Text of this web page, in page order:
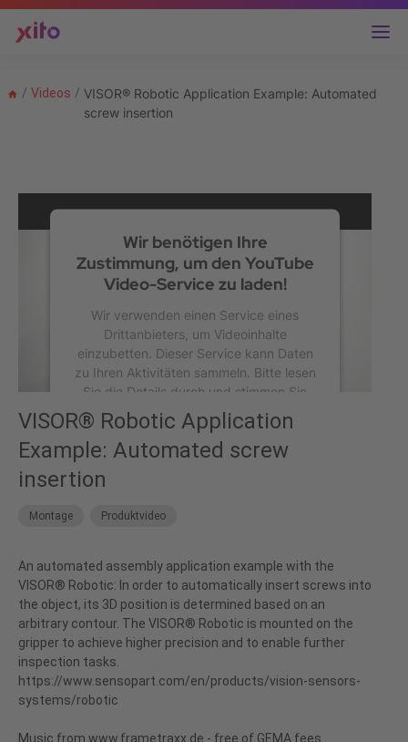
/ Videos / VISOR® Robotic Application Example: Automated
screw insertion
Wir benötigen Ihre
Zustimmung, um den YouTube
Video-Service zu laden!
Wir verwenden einen Service eines
Drittanbieters, um Videoinhalte
einzubetten. Dieser Service kann Daten
zu Ihren Aktivitäten sammeln. Bitte lesen
Sie die Details durch und stimmen Sie
der Nutzung des Service zu, um dieses
Video anzusehen.
Akzeptieren
powered by
Usercentrics Consent
Management Platform
& eRecht24
VISOR® Robotic Application
Example: Automated screw
insertion
Montage Produktvideo
An automated assembly application example with the
VISOR® Robotic: In order to automatically insert screws into
the object, its 3D position is determined based on an
arbitrary contour. The VISOR® Robotic is mounted on the
gripper to achieve higher precision and to enable further
inspection tasks.
https://www.sensopart.com/en/products/vision-sensors-
systems/robotic